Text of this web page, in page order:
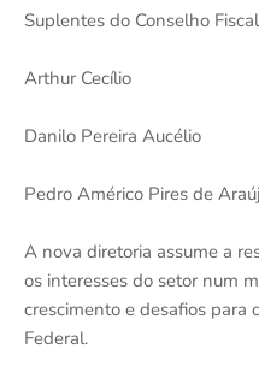
Suplentes do Conselho
Arthur Cecílio
Danilo Pereira Aucélio
Pedro Américo Pires de
A nova diretoria assume a
os interesses do setor num
crescimento e desafios para
Federal.